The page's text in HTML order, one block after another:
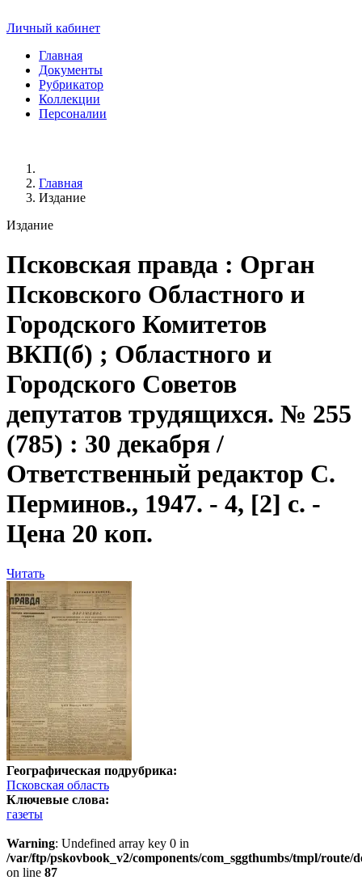
Личный кабинет
Главная
Документы
Рубрикатор
Коллекции
Персоналии
Главная
Издание
Издание
Псковская правда : Орган
Псковского Областного и
Городского Комитетов
ВКП(б) ; Областного и
Городского Советов
депутатов трудящихся. № 255
(785) : 30 декабря /
Ответственный редактор С.
Перминов., 1947. - 4, [2] с. -
Цена 20 коп.
Читать
Географическая подрубрика:
Псковская область
Ключевые слова:
газеты
Warning: Undefined array key 0 in
/var/ftp/pskovbook_v2/components/com_sggthumbs/tmpl/route/
on line 87